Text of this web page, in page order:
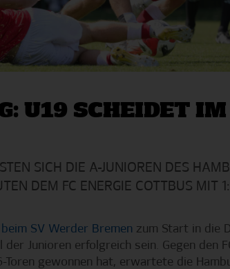
U19 SCHEIDET
SICH DIE A-JUNIOREN DES
DEM FC ENERGIE COTTBUS MIT
SV Werder Bremen zum Start in die
der Junioren erfolgreich sein. Gegen den
gewonnen hat, erwartete die